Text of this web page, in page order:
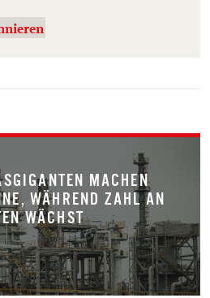
MACHEN
WÄHREND ZAHL AN
WÄCHST